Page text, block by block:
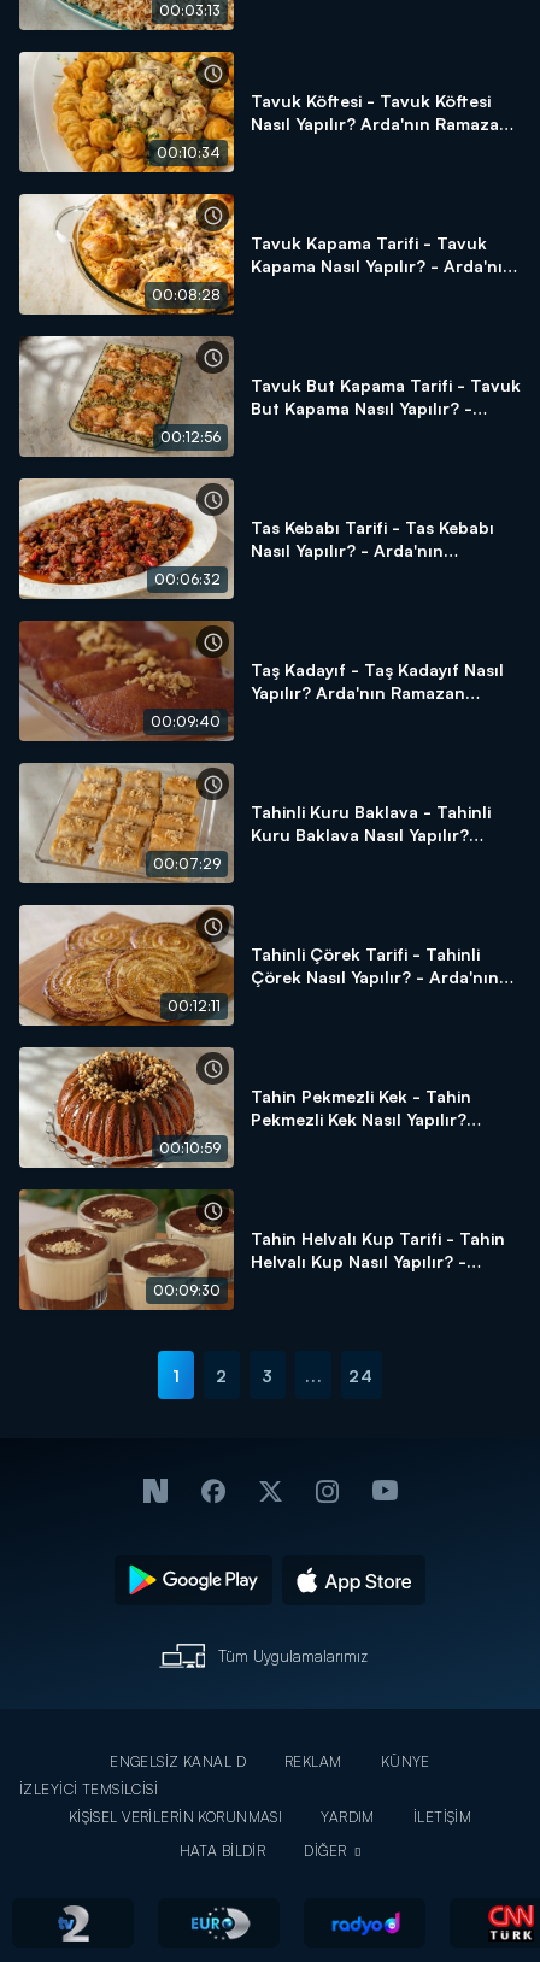
00:03:13
00:10:34
Tavuk Köftesi - Tavuk Köftesi
Nasıl Yapılır? Arda'nın Ramazan
00:08:28
Tavuk Kapama Tarifi - Tavuk
Kapama Nasıl Yapılır? - Arda'nın
00:12:56
Tavuk But Kapama Tarifi - Tavuk
But Kapama Nasıl Yapılır? -
00:06:32
Tas Kebabı Tarifi - Tas Kebabı
Nasıl Yapılır? - Arda'nın
00:09:40
Taş Kadayıf - Taş Kadayıf Nasıl
Yapılır? Arda'nın Ramazan
00:07:29
Tahinli Kuru Baklava - Tahinli
Kuru Baklava Nasıl Yapılır?
00:12:11
Tahinli Çörek Tarifi - Tahinli
Çörek Nasıl Yapılır? - Arda'nın
00:10:59
Tahin Pekmezli Kek - Tahin
Pekmezli Kek Nasıl Yapılır?
00:09:30
Tahin Helvalı Kup Tarifi - Tahin
Helvalı Kup Nasıl Yapılır? -
1 2 3 ... 24
Tüm Uygulamalarımız
ENGELSİZ KANAL D REKLAM
KÜNYE
İZLEYİCİ TEMSİLCİSİ
KİŞİSEL VERİLERİN KORUNMASI
YARDIM
İLETİŞİM
HATA BİLDİR
DİĞER